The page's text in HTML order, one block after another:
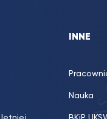
INNE
Nauka